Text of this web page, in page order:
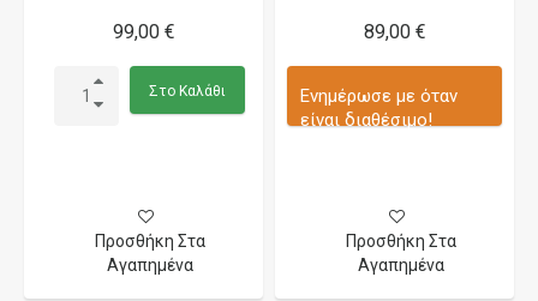
99,00 €
Στο Καλάθι
Προσθήκη Στα
Αγαπημένα
89,00 €
Ενημέρωσε με όταν
είναι διαθέσιμο!
Προσθήκη Στα
Αγαπημένα